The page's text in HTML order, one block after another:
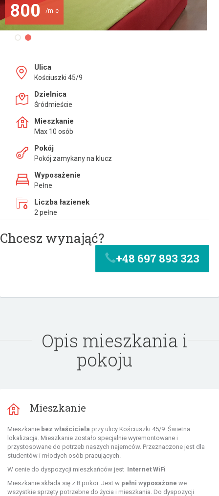
800 /m-c
Ulica
Kościuszki 45/9
Dzielnica
Śródmieście
Mieszkanie
Max 10 osób
Pokój
Pokój zamykany na klucz
Wyposażenie
Pełne
Liczba łazienek
2 pełne
Chcesz wynająć?
+48 697 893 323
Opis mieszkania i
pokoju
Mieszkanie
Mieszkanie bez właściciela przy ulicy Kościuszki 45/9. Świetna
lokalizacja. Mieszkanie zostało specjalnie wyremontowane i
przystosowane do potrzeb naszych najemców. Przeznaczone jest dla
studentów i młodych osób pracujących.
W cenie do dyspozycji mieszkańców jest Internet WiFi
Mieszkanie składa się z 8 pokoi. Jest w pełni wyposażone we
wszystkie sprzęty potrzebne do życia i mieszkania. Do dyspozycji